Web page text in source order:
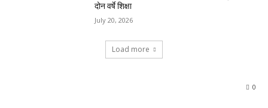
दोन वर्षे शिक्षा
July 20, 2026
Load more
0